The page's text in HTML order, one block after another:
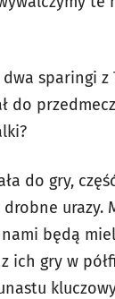
sparingi z
do
do gry,
urazy.
będą
ich gry w